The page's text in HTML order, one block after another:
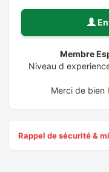
Membre
Niveau d
Merci de bien
Rappel de sécurité &